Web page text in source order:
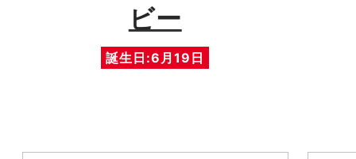
ビー
誕生日:6月19日